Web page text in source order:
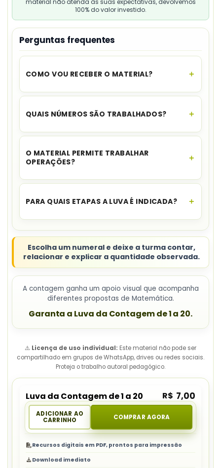
material não atenda às suas expectativas, devolvemos
100% do valor investido.
Perguntas frequentes
COMO VOU RECEBER O MATERIAL?
O acesso é instantâneo.Assim que o
para download no seu e-mail e no WhatsApp,
QUAIS NÚMEROS SÃO TRABALHADOS?
A luva apresentaos numerais de 1 a 20com
O MATERIAL PERMITE TRABALHAR
OPERAÇÕES?
Sim. A fonte traz sugestões paracontagem,
PARA QUAIS ETAPAS A LUVA É INDICADA?
iniciaisdo Ensino Fundamental.
Escolha um numeral e deixe a turma contar,
relacionar e explicar a quantidade observada.
A contagem ganha um apoio visual que acompanha
diferentes propostas de Matemática.
Garanta a Luva da Contagem de 1 a 20.
⚠️ Licença de uso individual: Este material não pode ser
compartilhado em grupos de WhatsApp, drives ou redes sociais.
Proteja o trabalho autoral pedagógico.
Luva da Contagem de 1 a 20 R$ 7,00
ADICIONAR AO
CARRINHO
COMPRAR AGORA
Recursos digitais em PDF, prontos para impressão
Download imediato